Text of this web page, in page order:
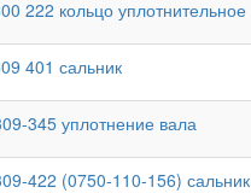
222 кольцо уплотнительное
401 сальник
345 уплотнение вала
422 (0750-110-156) сальник